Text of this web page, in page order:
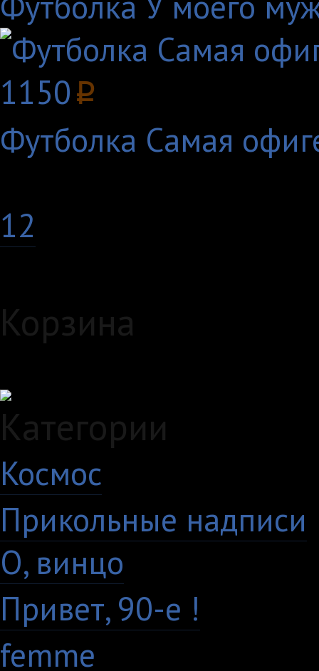
1150p
Футболка Самая
12
Корзина
Категории
Космос
Прикольные надписи
О, винцо
Привет, 90-е !
femme